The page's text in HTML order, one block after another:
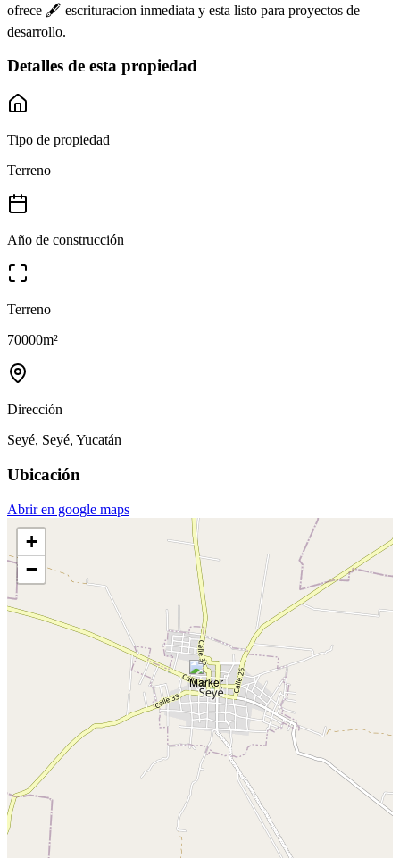
ofrece 🖋 escrituracion inmediata y esta listo para proyectos de
desarrollo.
Detalles de esta propiedad
Tipo de propiedad
Terreno
Año de construcción
Terreno
70000m²
Dirección
Seyé, Seyé, Yucatán
Ubicación
Abrir en google maps
+
−